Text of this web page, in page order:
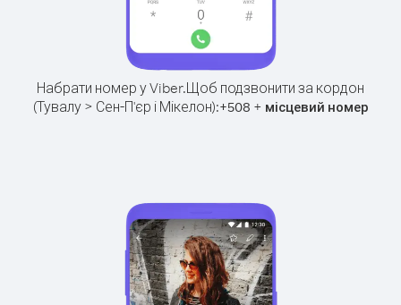
Набрати номер у Viber.Щоб подзвонити за кордон
(Тувалу > Сен-П'єр і Мікелон):+508 + місцевий номер